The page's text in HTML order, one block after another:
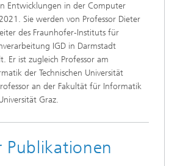
Entwicklungen in der Computer
Sie werden von Professor Dieter
des Fraunhofer-Instituts für
IGD in Darmstadt
Er ist zugleich Professor am
der Technischen Universität
an der Fakultät für Informatik
Graz.
Publikationen